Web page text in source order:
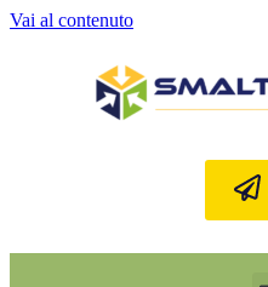
Vai al contenuto